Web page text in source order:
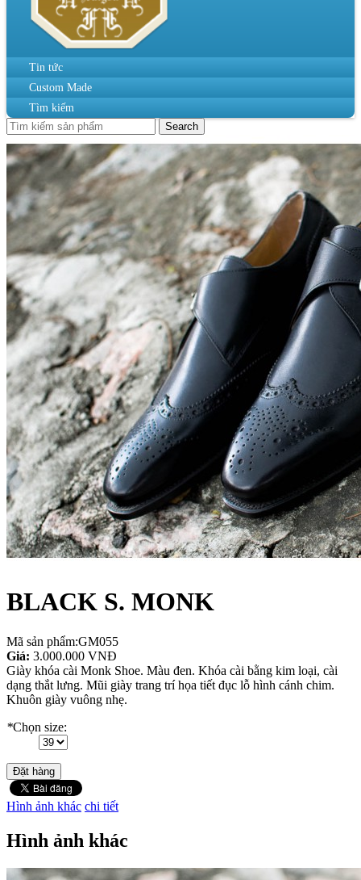
Tin tức
Custom Made
Tìm kiếm
Search
BLACK S. MONK
Mã sản phẩm:GM055
Giá: 3.000.000 VNĐ
Giày khóa cài Monk Shoe. Màu đen. Khóa cài bằng kim loại, cài
dạng thắt lưng. Mũi giày trang trí họa tiết đục lỗ hình cánh chim.
Khuôn giày vuông nhẹ.
*Chọn size:
Đặt hàng
Hình ảnh khác chi tiết
Hình ảnh khác